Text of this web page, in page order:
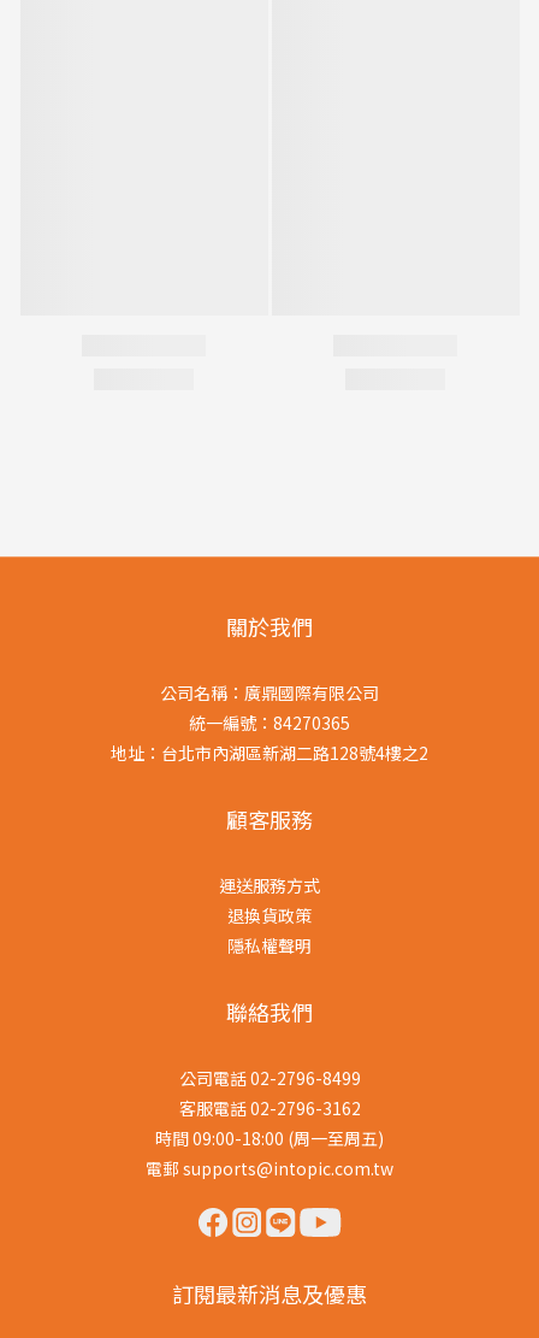
關於我們
公司名稱：廣鼎國際有限公司
統一編號：84270365
地址：台北市內湖區新湖二路128號4樓之2
顧客服務
運送服務方式
退換貨政策
隱私權聲明
聯絡我們
公司電話 02-2796-8499
客服電話 02-2796-3162
時間 09:00-18:00 (周一至周五)
電郵 supports@intopic.com.tw
訂閱最新消息及優惠